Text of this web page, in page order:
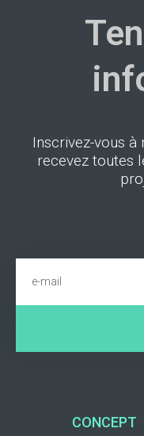
Inscrivez-vous
recevez toutes
CONCEPT